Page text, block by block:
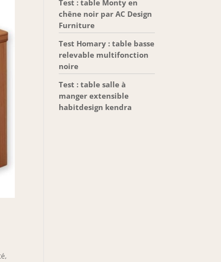
Test : table Monty en
chêne noir par AC Design
Furniture
Test Homary : table basse
relevable multifonction
noire
Test : table salle à
manger extensible
habitdesign kendra